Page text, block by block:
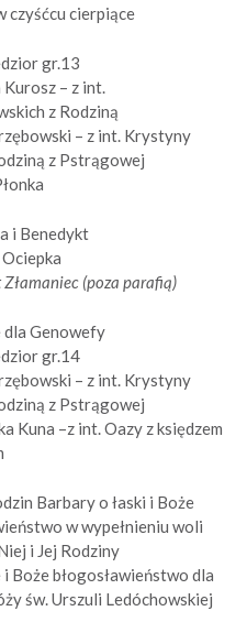
czyśćcu cierpiące
gr.13
Kurosz – z int.
z Rodziną
– z int. Krystyny
z Pstrągowej
i Benedykt
(poza parafią)
dla Genowefy
gr.14
– z int. Krystyny
z Pstrągowej
Kuna –z int. Oazy z księdzem
Barbary o łaski i Boże
w wypełnieniu woli
i Jej Rodziny
Boże błogosławieństwo dla
św. Urszuli Ledóchowskiej